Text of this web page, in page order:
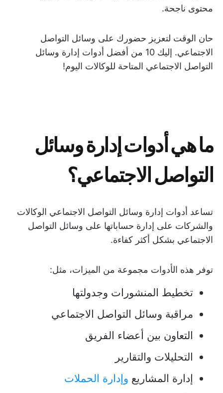
محتوى ناجحة.
حان الوقت لتعزيز حضورك على وسائل التواصل
الاجتماعي. إليك 10 من أفضل أدوات إدارة وسائل
التواصل الاجتماعي المتاحة للوكالات اليوم!
ما هي أدوات إدارة وسائل
التواصل الاجتماعي؟
تساعد أدوات إدارة وسائل التواصل الاجتماعي الوكالات
والشركات على إدارة حساباتها على وسائل التواصل
الاجتماعي بشكل أكثر كفاءة.
توفر هذه الأدوات مجموعة من الميزات، مثل:
تخطيط المنشورات وجدولتها
مراقبة وسائل التواصل الاجتماعي
التعاون بين أعضاء الفريق
التحليلات والتقارير
إدارة المشاريع وإدارة الحملات